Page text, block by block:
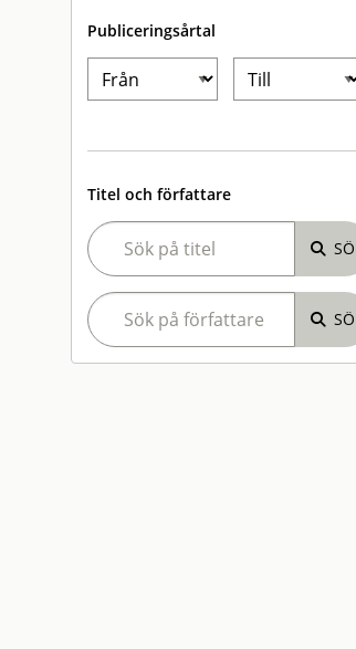
Publiceringsårtal
Titel och författare